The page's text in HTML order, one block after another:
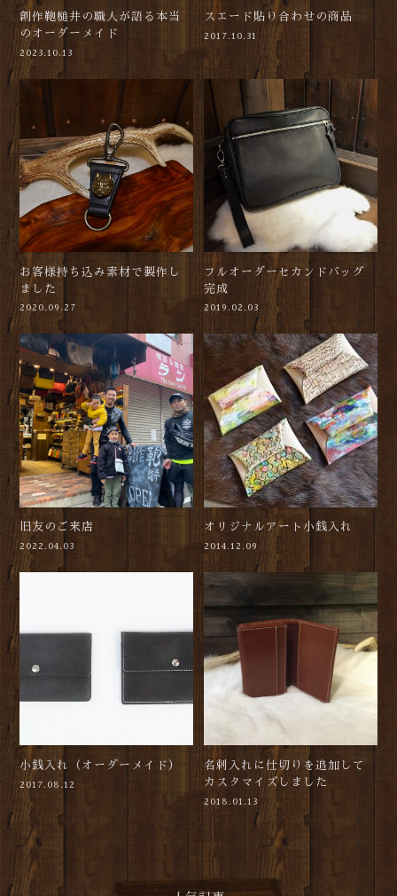
創作鞄槌井の職人が語る本当
のオーダーメイド
2023.10.13
スエード貼り合わせの商品
2017.10.31
お客様持ち込み素材で製作し
ました
2020.09.27
フルオーダーセカンドバッグ
完成
2019.02.03
旧友のご来店
2022.04.03
オリジナルアート小銭入れ
2014.12.09
小銭入れ（オーダーメイド）
2017.08.12
名刺入れに仕切りを追加して
カスタマイズしました
2018.01.13